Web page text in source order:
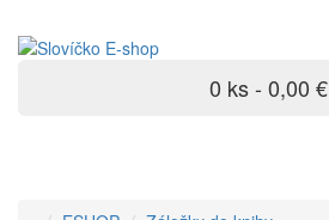
0 ks - 0,00 €